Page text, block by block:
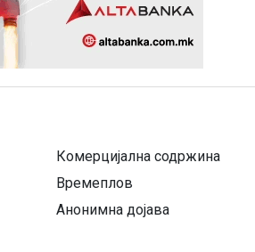
Комерцијална содржина
Времеплов
Анонимна дојава